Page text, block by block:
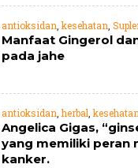
antioksidan kesehatan
Manfaat Gingerol
pada jahe
antioksidan ,herbal kesehatan
Angelica Gigas,
yang memiliki peran
kanker.